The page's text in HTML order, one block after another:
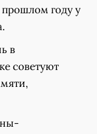
прошлом году у
в
советуют